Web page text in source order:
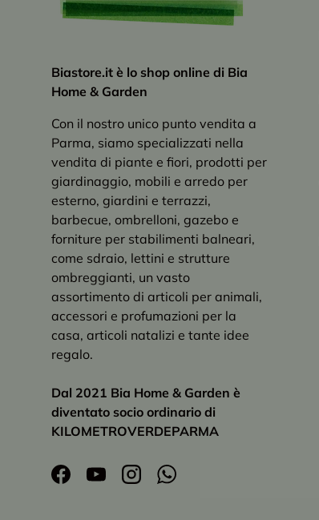
Biastore.it è lo shop online di Bia
Home & Garden
Con il nostro unico punto vendita a
Parma, siamo specializzati nella
vendita di piante e fiori, prodotti per
giardinaggio, mobili e arredo per
esterno, giardini e terrazzi,
barbecue, ombrelloni, gazebo e
forniture per stabilimenti balneari,
come sdraio, lettini e strutture
ombreggianti, un vasto
assortimento di articoli per animali,
accessori e profumazioni per la
casa, articoli natalizi e tante idee
regalo.
Dal 2021 Bia Home & Garden è
diventato socio ordinario di
KILOMETROVERDEPARMA
FacebookYouTubeInstagramWhatsApp